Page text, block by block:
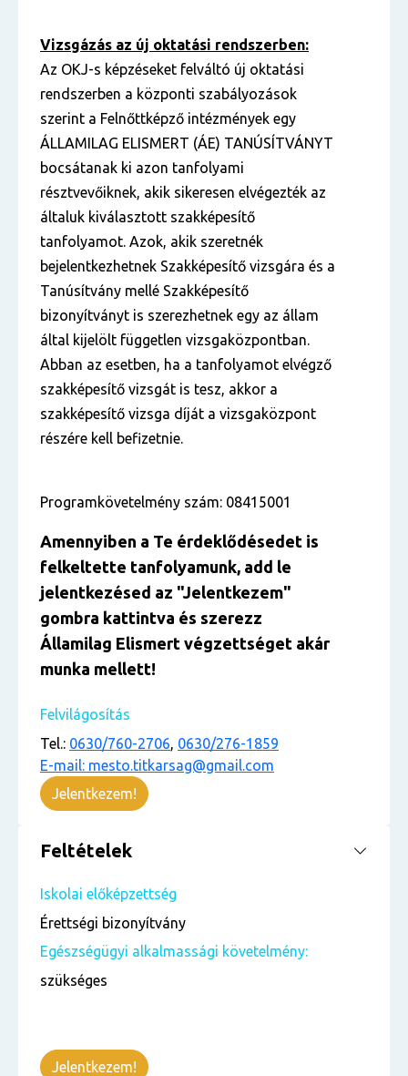
Vizsgázás az új oktatási rendszerben:
Az OKJ-s képzéseket felváltó új oktatási
rendszerben a központi szabályozások
szerint a Felnőttképző intézmények egy
ÁLLAMILAG ELISMERT (ÁE) TANÚSÍTVÁNYT
bocsátanak ki azon tanfolyami
résztvevőiknek, akik sikeresen elvégezték az
általuk kiválasztott szakképesítő
tanfolyamot. Azok, akik szeretnék
bejelentkezhetnek Szakképesítő vizsgára és a
Tanúsítvány mellé Szakképesítő
bizonyítványt is szerezhetnek egy az állam
által kijelölt független vizsgaközpontban.
Abban az esetben, ha a tanfolyamot elvégző
szakképesítő vizsgát is tesz, akkor a
szakképesítő vizsga díját a vizsgaközpont
részére kell befizetnie.
Programkövetelmény szám: 08415001
Amennyiben a Te érdeklődésedet is
felkeltette tanfolyamunk, add le
jelentkezésed az "Jelentkezem"
gombra kattintva és szerezz
Államilag Elismert végzettséget akár
munka mellett!
Felvilágosítás
Tel.: 0630/760-2706, 0630/276-1859
E-mail: mesto.titkarsag@gmail.com
Jelentkezem!
Feltételek
Iskolai előképzettség
Érettségi bizonyítvány
Egészségügyi alkalmassági követelmény:
szükséges
Jelentkezem!